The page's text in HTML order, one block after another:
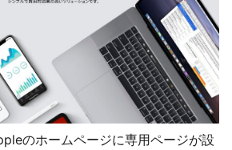
のホームページに専用ページが設